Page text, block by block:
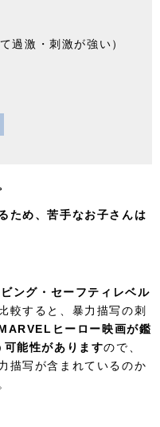
過激・刺激が強い）
ため、苦手なお子さんは
ビング・セーフティレベル
較すると、暴力描写の刺
ヒーロー映画が鑑
能性がありますので、
描写が含まれているのか